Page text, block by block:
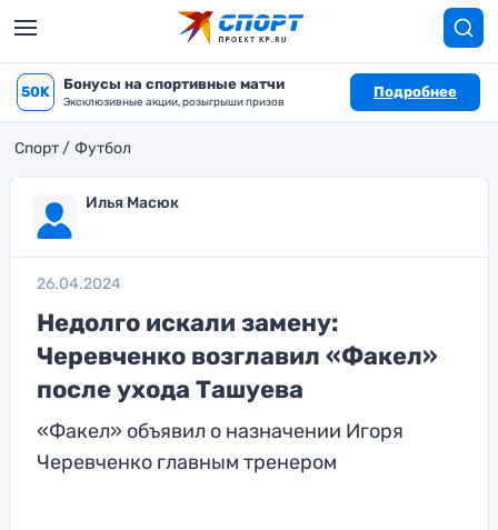
50K Бонусы на спортивные матчи
Эксклюзивные акции, розыгрыши призов
Подробнее
Спорт Футбол
Илья Масюк
26.04.2024
Недолго искали замену:
Черевченко возглавил «Факел»
после ухода Ташуева
«Факел» объявил о назначении Игоря
Черевченко главным тренером